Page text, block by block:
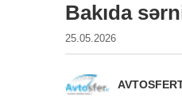
Bakıda
25.05.2026